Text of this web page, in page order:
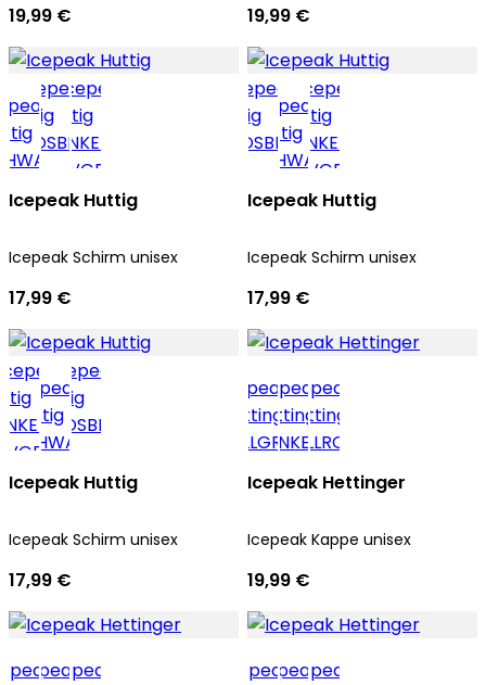
19,99 € 19,99 €
Icepeak Huttig
Icepeak Schirm unisex
17,99 €
Icepeak Huttig
Icepeak Schirm unisex
17,99 €
Icepeak Huttig
Icepeak Schirm unisex
17,99 €
Icepeak Hettinger
Icepeak Kappe unisex
19,99 €